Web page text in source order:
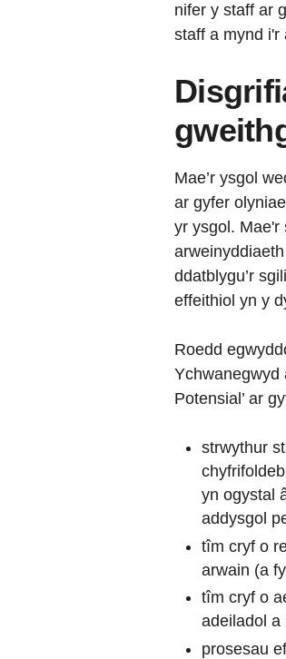
nifer y staff ar
staff a mynd i'r
Mae’r ysgol
ar gyfer
yr ysgol. Mae'r
ddatblygu’r
effeithiol yn y
Roedd
Ychwanegwyd
Potensial’ ar
strwythur
yn ogystal
addysgol
tîm cryf o
arwain (a
tîm cryf o
adeiladol a
prosesau